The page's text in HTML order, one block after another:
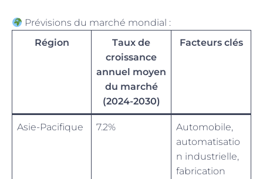
Prévisions du marché mondial :
Région
Taux de
croissance
annuel moyen
du marché
(2024-2030)
Facteurs clés
Asie-Pacifique 7.2%
Automobile,
automatisatio
n industrielle,
fabrication